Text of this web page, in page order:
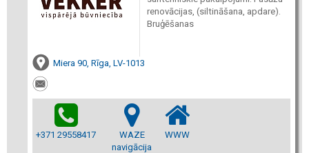
renovācijas, (siltināšana, apdare).
Bruģēšanas
Miera 90, Rīga, LV-1013
+371 29558417
WAZE
navigācija
WWW